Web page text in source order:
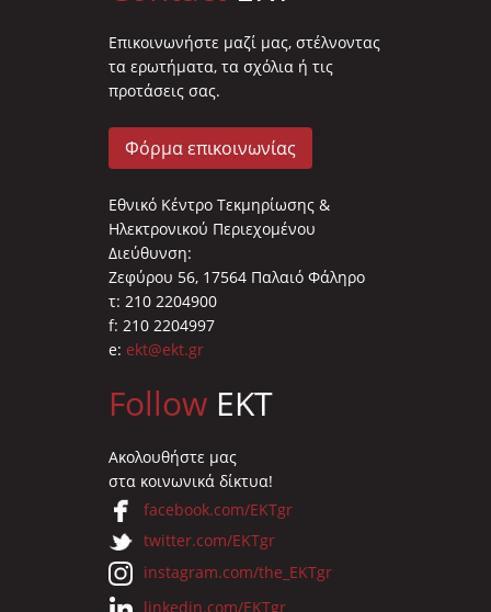
Επικοινωνήστε μαζί μας, στέλνοντας
τα ερωτήματα, τα σχόλια ή τις
προτάσεις σας.
Φόρμα επικοινωνίας
Εθνικό Κέντρο Τεκμηρίωσης &
Ηλεκτρονικού Περιεχομένου
Διεύθυνση:
Ζεφύρου 56, 17564 Παλαιό Φάληρο
τ: 210 2204900
f: 210 2204997
e: ekt@ekt.gr
Follow EKT
Ακολουθήστε μας
στα κοινωνικά δίκτυα!
facebook.com/EKTgr
twitter.com/EKTgr
instagram.com/the_EKTgr
linkedin.com/EKTgr